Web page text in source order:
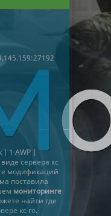
| 1 AWP |
виде сервера кс
модификаций
поставила
мониторинге
найти где
кс го.